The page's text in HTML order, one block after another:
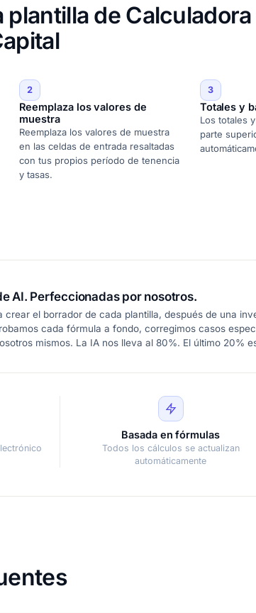
plantilla de
2
Reemplaza los valores de
muestra
Reemplaza los valores de muestra
en las celdas de entrada resaltadas
con tus propios período de tenencia
y tasas.
3
Totales y
Los totales
parte
AI. Perfeccionadas por nosotros.
crear el borrador de cada plantilla, después de una
cada fórmula a fondo, corregimos casos
mismos. La IA nos lleva al 80%. El último 20%
Basada en fórmulas
Todos los cálculos se actualizan
automáticamente